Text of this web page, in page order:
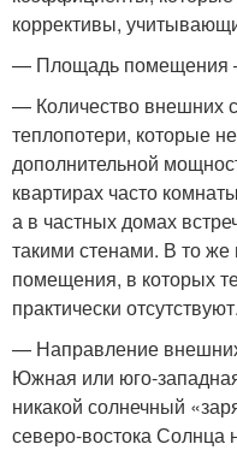
коррективы,
— Площадь помещения
— Количество внешних
теплопотери, которые
дополнительной
квартирах часто
а в частных домах
такими стенами. В то
помещения, в которых
практически отсутствуют.
— Направление
Южная или юго-
никакой солнечный
северо-востока Солнца